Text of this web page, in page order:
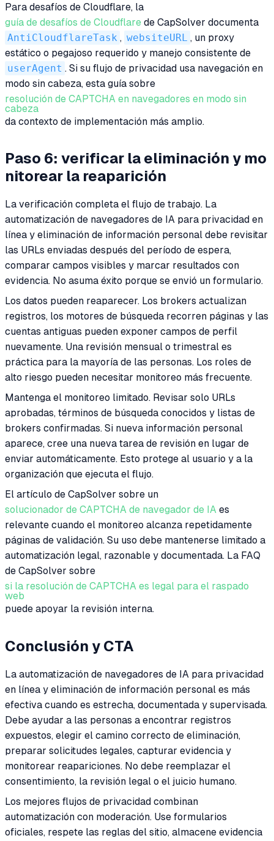
Para desafíos de Cloudflare, la
guía de desafíos de Cloudflare de CapSolver documenta
AntiCloudflareTask , websiteURL , un proxy
estático o pegajoso requerido y manejo consistente de
userAgent . Si su flujo de privacidad usa navegación en
modo sin cabeza, esta guía sobre
resolución de CAPTCHA en navegadores en modo sin
cabeza
da contexto de implementación más amplio.
Paso 6: verificar la eliminación y mo
nitorear la reaparición
La verificación completa el flujo de trabajo. La
automatización de navegadores de IA para privacidad en
línea y eliminación de información personal debe revisitar
las URLs enviadas después del período de espera,
comparar campos visibles y marcar resultados con
evidencia. No asuma éxito porque se envió un formulario.
Los datos pueden reaparecer. Los brokers actualizan
registros, los motores de búsqueda recorren páginas y las
cuentas antiguas pueden exponer campos de perfil
nuevamente. Una revisión mensual o trimestral es
práctica para la mayoría de las personas. Los roles de
alto riesgo pueden necesitar monitoreo más frecuente.
Mantenga el monitoreo limitado. Revisar solo URLs
aprobadas, términos de búsqueda conocidos y listas de
brokers confirmadas. Si nueva información personal
aparece, cree una nueva tarea de revisión en lugar de
enviar automáticamente. Esto protege al usuario y a la
organización que ejecuta el flujo.
El artículo de CapSolver sobre un
solucionador de CAPTCHA de navegador de IA es
relevante cuando el monitoreo alcanza repetidamente
páginas de validación. Su uso debe mantenerse limitado a
automatización legal, razonable y documentada. La FAQ
de CapSolver sobre
si la resolución de CAPTCHA es legal para el raspado
web
puede apoyar la revisión interna.
Conclusión y CTA
La automatización de navegadores de IA para privacidad
en línea y eliminación de información personal es más
efectiva cuando es estrecha, documentada y supervisada.
Debe ayudar a las personas a encontrar registros
expuestos, elegir el camino correcto de eliminación,
preparar solicitudes legales, capturar evidencia y
monitorear reapariciones. No debe reemplazar el
consentimiento, la revisión legal o el juicio humano.
Los mejores flujos de privacidad combinan
automatización con moderación. Use formularios
oficiales, respete las reglas del sitio, almacene evidencia